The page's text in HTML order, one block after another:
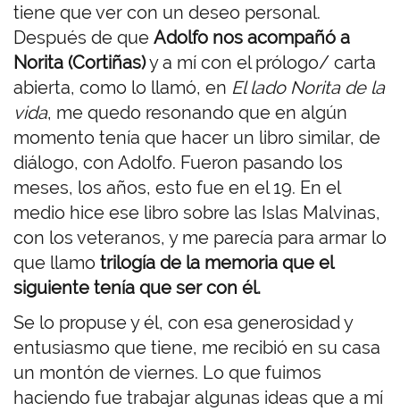
tiene que ver con un deseo personal.
Después de que Adolfo nos acompañó a
Norita (Cortiñas)y a mí con el prólogo/ carta
abierta, como lo llamó, en El lado Norita de la
vida, me quedo resonando que en algún
momento tenía que hacer un libro similar, de
diálogo, con Adolfo. Fueron pasando los
meses, los años, esto fue en el 19. En el
medio hice ese libro sobre las Islas Malvinas,
con los veteranos, y me parecía para armar lo
que llamo trilogía de la memoria que el
siguiente tenía que ser con él.
Se lo propuse y él, con esa generosidad y
entusiasmo que tiene, me recibió en su casa
un montón de viernes. Lo que fuimos
haciendo fue trabajar algunas ideas que a mí